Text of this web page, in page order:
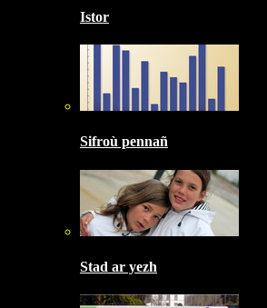
Istor
Sifroù pennañ
Stad ar yezh